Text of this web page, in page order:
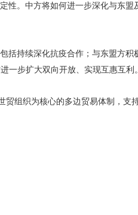
性。中方将如何进一步深化与东盟
括持续深化抗疫合作；与东盟方积
一步扩大双向开放、实现互惠互利。
贸组织为核心的多边贸易体制，支